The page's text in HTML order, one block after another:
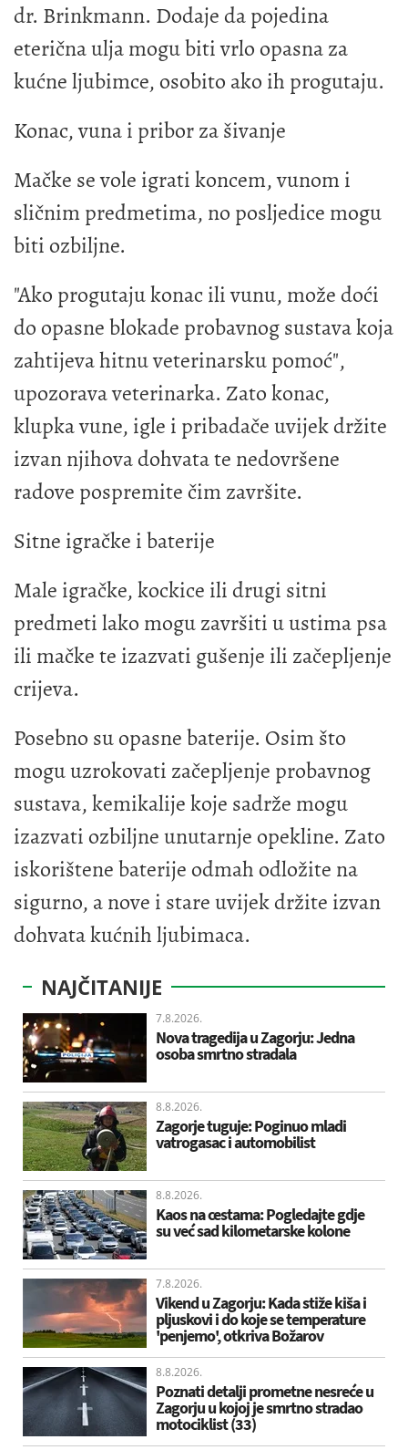
dr. Brinkmann. Dodaje da pojedina
eterična ulja mogu biti vrlo opasna za
kućne ljubimce, osobito ako ih progutaju.
Konac, vuna i pribor za šivanje
Mačke se vole igrati koncem, vunom i
sličnim predmetima, no posljedice mogu
biti ozbiljne.
"Ako progutaju konac ili vunu, može doći
do opasne blokade probavnog sustava koja
zahtijeva hitnu veterinarsku pomoć",
upozorava veterinarka. Zato konac,
klupka vune, igle i pribadače uvijek držite
izvan njihova dohvata te nedovršene
radove pospremite čim završite.
Sitne igračke i baterije
Male igračke, kockice ili drugi sitni
predmeti lako mogu završiti u ustima psa
ili mačke te izazvati gušenje ili začepljenje
crijeva.
Posebno su opasne baterije. Osim što
mogu uzrokovati začepljenje probavnog
sustava, kemikalije koje sadrže mogu
izazvati ozbiljne unutarnje opekline. Zato
iskorištene baterije odmah odložite na
sigurno, a nove i stare uvijek držite izvan
dohvata kućnih ljubimaca.
NAJČITANIJE
7.8.2026.
Nova tragedija u Zagorju: Jedna
osoba smrtno stradala
8.8.2026.
Zagorje tuguje: Poginuo mladi
vatrogasac i automobilist
8.8.2026.
Kaos na cestama: Pogledajte gdje
su već sad kilometarske kolone
7.8.2026.
Vikend u Zagorju: Kada stiže kiša i
pljuskovi i do koje se temperature
'penjemo', otkriva Božarov
8.8.2026.
Poznati detalji prometne nesreće u
Zagorju u kojoj je smrtno stradao
motociklist (33)